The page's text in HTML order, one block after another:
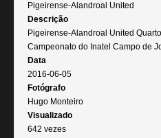
Pigeirense-Alandroal United
Descrição
Pigeirense-Alandroal United
Campeonato do Inatel Campo de
Data
2016-06-05
Fotógrafo
Hugo Monteiro
Visualizado
642 vezes